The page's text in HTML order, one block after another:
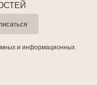
и информационных